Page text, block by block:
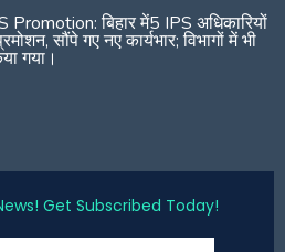
Promotion: बिहार में5 IPS अधिकारियों
सौंपे गए नए कार्यभार; विभागों में भी
गया।
Get Subscribed Today!